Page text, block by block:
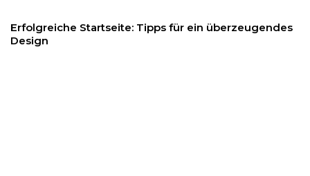
Erfolgreiche Startseite: Tipps für ein überzeugendes
Design